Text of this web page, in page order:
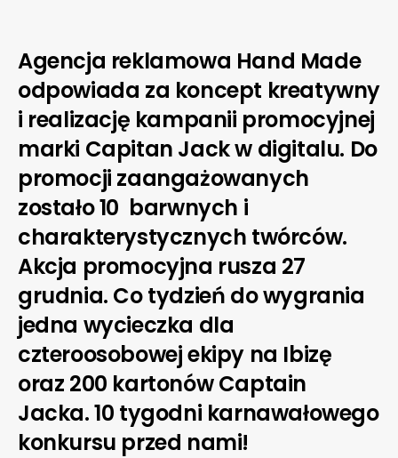
Agencja reklamowa Hand Made
odpowiada za koncept kreatywny
i realizację kampanii promocyjnej
marki Capitan Jack w digitalu. Do
promocji zaangażowanych
zostało 10 barwnych i
charakterystycznych twórców.
Akcja promocyjna rusza 27
grudnia. Co tydzień do wygrania
jedna wycieczka dla
czteroosobowej ekipy na Ibizę
oraz 200 kartonów Captain
Jacka. 10 tygodni karnawałowego
konkursu przed nami!